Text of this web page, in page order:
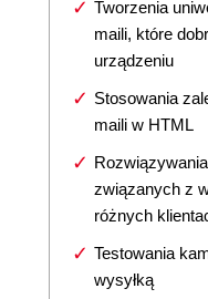
Tworzenia
maili, które
urządzeniu
Stosowania
maili w HTML
związanych z
różnych
Testowania
wysyłką